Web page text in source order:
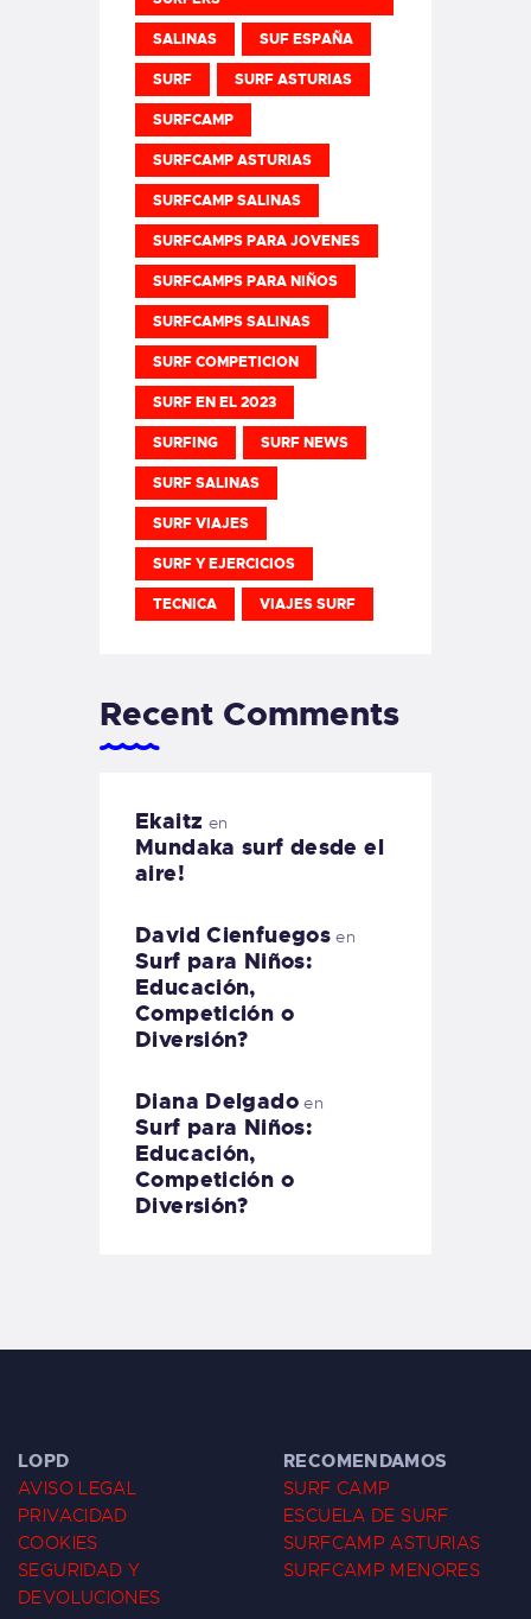
SALINAS SUF ESPAÑA
SURF SURF ASTURIAS
SURFCAMP
SURFCAMP ASTURIAS
SURFCAMP SALINAS
SURFCAMPS PARA JOVENES
SURFCAMPS PARA NIÑOS
SURFCAMPS SALINAS
SURF COMPETICION
SURF EN EL 2023
SURFING SURF NEWS
SURF SALINAS
SURF VIAJES
SURF Y EJERCICIOS
TECNICA VIAJES SURF
Recent Comments
Ekaitz en
Mundaka surf desde el
aire!
David Cienfuegos en
Surf para Niños:
Educación,
Competición o
Diversión?
Diana Delgadoen
Surf para Niños:
Educación,
Competición o
Diversión?
LOPD
AVISO LEGAL
PRIVACIDAD
COOKIES
SEGURIDAD Y
DEVOLUCIONES
RECOMENDAMOS
SURF CAMP
ESCUELA DE SURF
SURFCAMP ASTURIAS
SURFCAMP MENORES